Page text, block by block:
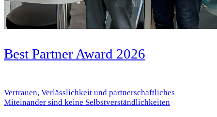
Best Partner Award 2026
Vertrauen, Verlässlichkeit und partnerschaftliches
Miteinander sind keine Selbstverständlichkeiten